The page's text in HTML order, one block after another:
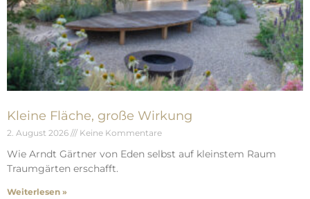
Kleine Fläche, große Wirkung
2. August 2026 Keine Kommentare
Wie Arndt Gärtner von Eden selbst auf kleinstem Raum
Traumgärten erschafft.
Weiterlesen »